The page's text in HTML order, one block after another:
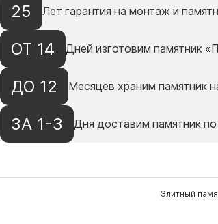
25 Лет гарантия на монтаж и
ОТ 14 Дней изготовим памятник
ДО 12 Месяцев храним памятник
ЗА 1-3 Дня доставим памятник
Элитный